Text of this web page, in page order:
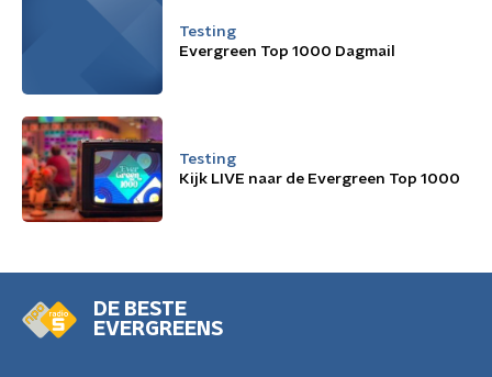
Testing
Evergreen Top 1000 Dagmail
Testing
Kijk LIVE naar de Evergreen Top 1000
DE BESTE
EVERGREENS